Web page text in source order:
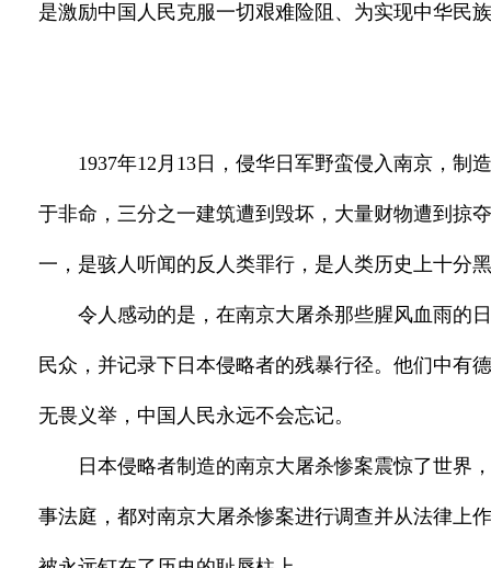
是激励中国人民克服一切艰难险阻、为实现中华民
1937年12月13日，侵华日军野蛮侵入南京，
于非命，三分之一建筑遭到毁坏，大量财物遭到掠
一，是骇人听闻的反人类罪行，是人类历史上十分
令人感动的是，在南京大屠杀那些腥风血雨的
民众，并记录下日本侵略者的残暴行径。他们中有
无畏义举，中国人民永远不会忘记。
日本侵略者制造的南京大屠杀惨案震惊了世界
事法庭，都对南京大屠杀惨案进行调查并从法律上